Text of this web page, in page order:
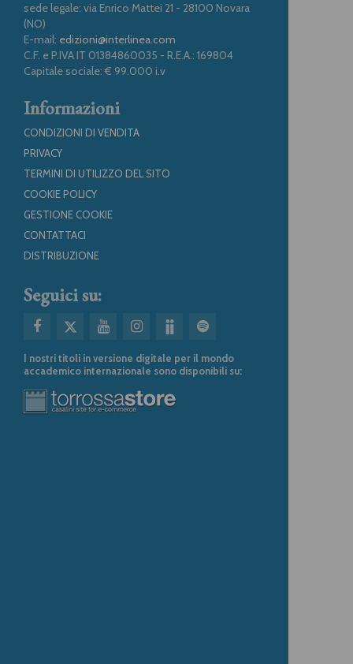
sede legale: via Enrico Mattei 21 - 28100 Novara
(NO)
E-mail: edizioni@interlinea.com
C.F. e P.IVA IT 01384860035 - R.E.A.: 169804
Capitale sociale: € 99.000 i.v
Informazioni
CONDIZIONI DI VENDITA
PRIVACY
TERMINI DI UTILIZZO DEL SITO
COOKIE POLICY
GESTIONE COOKIE
CONTATTACI
DISTRIBUZIONE
Seguici su:
I nostri titoli in versione digitale per il mondo
accademico internazionale sono disponibili su: